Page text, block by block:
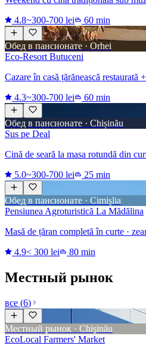
4.8~300-700 lei 60 min
Обед в пансионате · Orhei
Eco-Resort Butuceni
Cazare în casă țărănească restaurată
4.3~300-700 lei 60 min
Обед в пансионате · Chișinău
Sus pe Deal
Cină de seară la masa rotundă din
5.0~300-700 lei 25 min
Обед в пансионате · Cimișlia
Pensiunea Agroturistică La Mădălina
Masă de țăran completă în curte ·
4.9< 300 lei 80 min
Местный рынок
все (6)
Местный рынок · Chișinău
EcoLocal Farmers' Market